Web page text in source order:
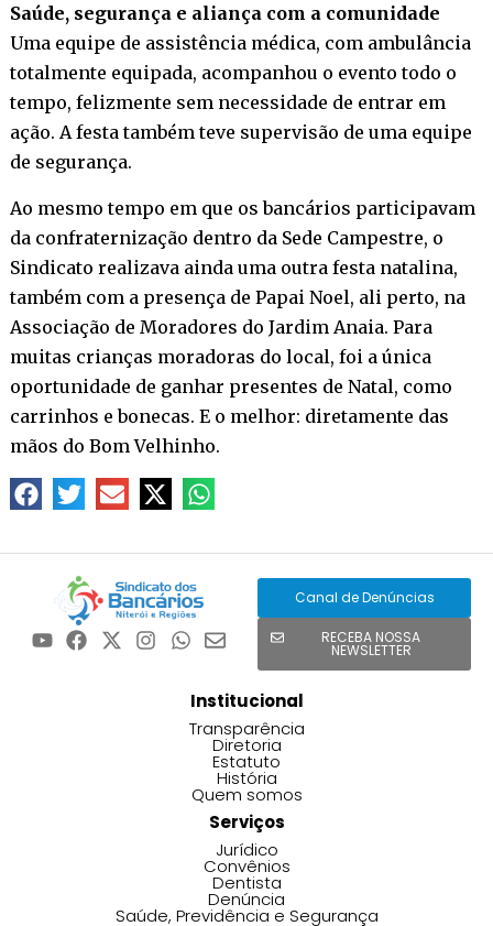
Saúde, segurança e aliança com a comunidade
Uma equipe de assistência médica, com ambulância
totalmente equipada, acompanhou o evento todo o
tempo, felizmente sem necessidade de entrar em
ação. A festa também teve supervisão de uma equipe
de segurança.
Ao mesmo tempo em que os bancários participavam
da confraternização dentro da Sede Campestre, o
Sindicato realizava ainda uma outra festa natalina,
também com a presença de Papai Noel, ali perto, na
Associação de Moradores do Jardim Anaia. Para
muitas crianças moradoras do local, foi a única
oportunidade de ganhar presentes de Natal, como
carrinhos e bonecas. E o melhor: diretamente das
mãos do Bom Velhinho.
Canal de Denúncias
RECEBA NOSSA
NEWSLETTER
Institucional
Transparência
Diretoria
Estatuto
História
Quem somos
Serviços
Jurídico
Convênios
Dentista
Denúncia
Saúde, Previdência e Segurança